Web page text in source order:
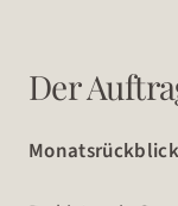
Der